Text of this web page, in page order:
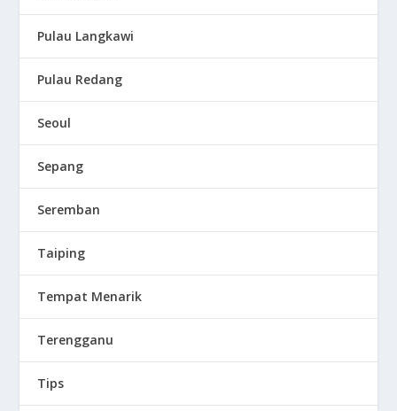
Pulau Langkawi
Pulau Redang
Seoul
Sepang
Seremban
Taiping
Tempat Menarik
Terengganu
Tips